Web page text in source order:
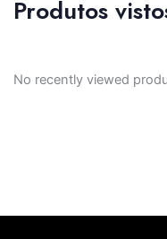
Produtos
No recently viewed